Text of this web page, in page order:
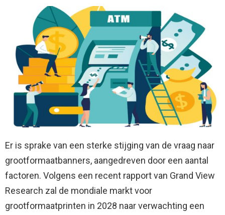
Er is sprake van een sterke stijging van de vraag naar
grootformaatbanners, aangedreven door een aantal
factoren. Volgens een recent rapport van Grand View
Research zal de mondiale markt voor
grootformaatprinten in 2028 naar verwachting een